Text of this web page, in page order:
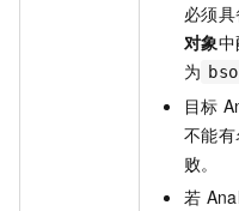
必须
对象
为
目标
不能
败。
若